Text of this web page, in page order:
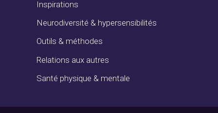
Inspirations
Neurodiversité & hypersensibilités
Outils & méthodes
Relations aux autres
Santé physique & mentale